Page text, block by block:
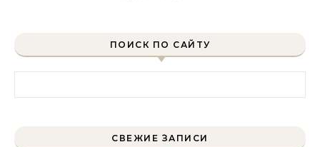
ПОИСК ПО САЙТУ
СВЕЖИЕ ЗАПИСИ